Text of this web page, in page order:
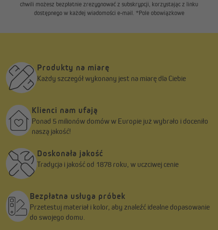
chwili możesz bezpłatnie zrezygnować z subskrypcji, korzystając z linku
dostępnego w każdej wiadomości e-mail. *Pole obowiązkowe
Produkty na miarę
Każdy szczegół wykonany jest na miarę dla Ciebie
Klienci nam ufają
Ponad 5 milionów domów w Europie już wybrało i doceniło
naszą jakość!
Doskonała jakość
Tradycja i jakość od 1878 roku, w uczciwej cenie
Bezpłatna usługa próbek
Przetestuj materiał i kolor, aby znaleźć idealne dopasowanie
do swojego domu.